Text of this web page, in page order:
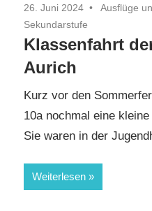
26. Juni 2024 Ausflüge
Sekundarstufe
Klassenfahrt
Aurich
Kurz vor den
10a nochmal eine
Sie waren in der
Weiterlesen